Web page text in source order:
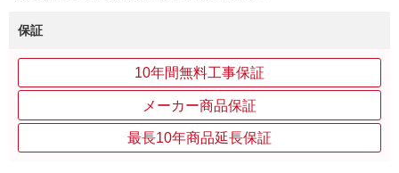
保証
10年間無料工事保証
メーカー商品保証
最長10年商品延長保証